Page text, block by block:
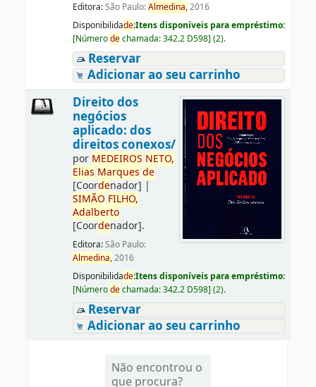
Editora:São Paulo:Almedina,2016
Disponibilidade:Itens disponíveis para empréstimo:
[Númerodechamada:342.2 D598] (2).
Reservar
Adicionar ao seu carrinho
Direito dos
negócios
aplicado: dos
direitos conexos/
por MEDEIROS NETO,
Elias Marques de
[Coordenador] |
SIMÃO FILHO,
Adalberto
[Coordenador].
Editora:São Paulo:
Almedina,2016
Disponibilidade:Itens disponíveis para empréstimo:
[Númerodechamada:342.2 D598] (2).
Reservar
Adicionar ao seu carrinho
Não encontrou o
que procura?